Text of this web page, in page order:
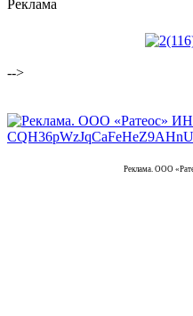
Реклама
-->
Реклама. ООО